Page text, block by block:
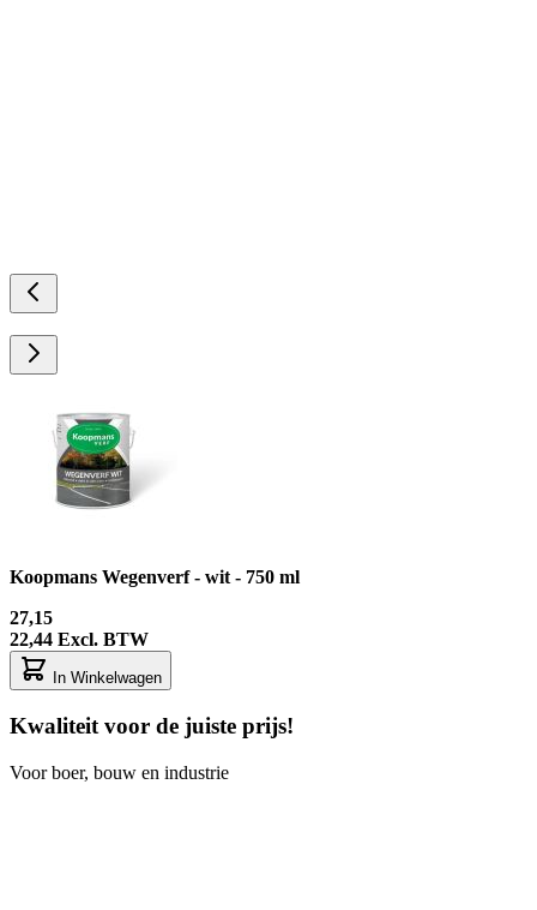
Koopmans Wegenverf - wit - 750 ml
27,15
22,44 Excl. BTW
In Winkelwagen
Kwaliteit voor de juiste prijs!
Voor boer, bouw en industrie